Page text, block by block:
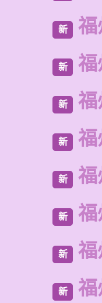
新 福
新 福
新 福
新 福
新 福
新 福
新 福
新 福